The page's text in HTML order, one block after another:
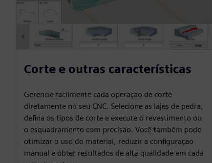
Corte e outras características
Gerencie facilmente cada operação de corte
diretamente no seu CNC. Selecione as lajes de pedra,
defina os tipos de corte e execute o revestimento ou
o esquadramento com precisão. Você também pode
otimizar o uso do material, reduzir a configuração
manual e obter resultados de alta qualidade em cada